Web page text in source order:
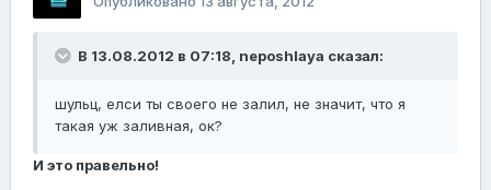
В 13.08.2012 в 07:18, neposhlaya сказал:
шульц, елси ты своего не залил, не значит, что я
такая уж заливная, ок?
И это правельно!